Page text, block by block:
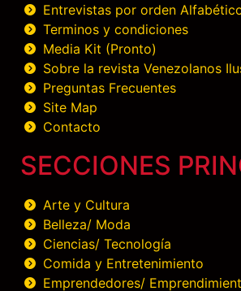
Entrevistas por orden
Terminos y condiciones
Media Kit (Pronto)
Sobre la revista Venezolanos
Preguntas Frecuentes
Site Map
Contacto
SECCIONES
Arte y Cultura
Belleza/ Moda
Ciencias/ Tecnología
Comida y Entretenimiento
Emprendedores/